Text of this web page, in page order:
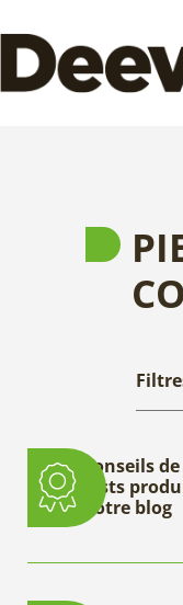
Conseils
tests
notre blog